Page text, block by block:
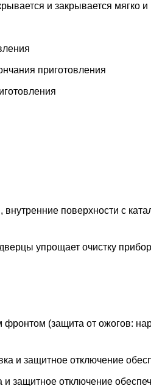
и закрывается мягко
приготовления
поверхности с
упрощает очистку
(защита от ожогов:
и защитное отключение
и защитное отключение